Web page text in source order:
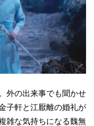
外の出来事でも聞かせ
子軒と江厭離の婚礼が
雑な気持ちになる魏無